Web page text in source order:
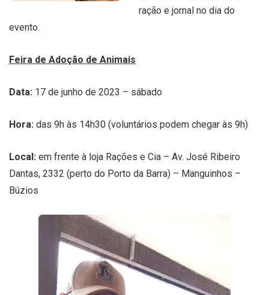
ração e jornal no dia do
evento.
Feira de Adoção de Animais
Data: 17 de junho de 2023 – sábado
Hora: das 9h às 14h30 (voluntários podem chegar às 9h)
Local: em frente à loja Rações e Cia – Av. José Ribeiro
Dantas, 2332 (perto do Porto da Barra) – Manguinhos –
Búzios